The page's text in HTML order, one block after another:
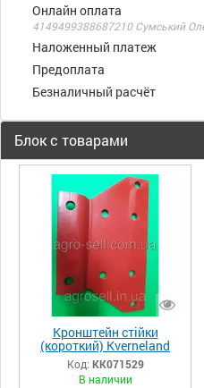
Онлайн оплата
4149499388687210 Сумський
Наложенный платеж
Предоплата
Безналичный расчёт
Блок с товарами
Кронштейн стійки
(короткий) Kverneland
KK071529
Код: KK071529
В наличии